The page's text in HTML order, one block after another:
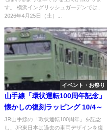
す。 横浜イングリッシュガーデンでは、
2026年4月25日（土）...
イベント・お祭り
山手線「環状運転100周年記念」
懐かしの復刻ラッピング 10/4～
JR山手線の「環状運転100周年」を記念
し、JR東日本は過去の車両デザインを復